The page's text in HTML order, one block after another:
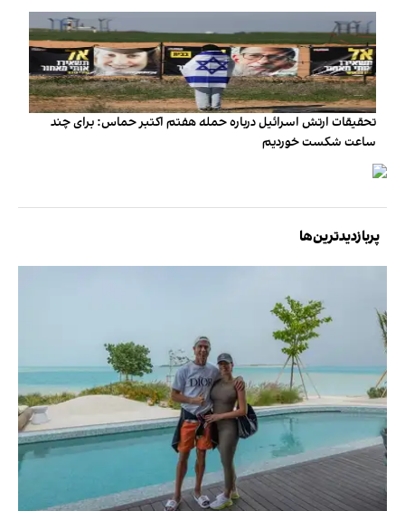
تحقیقات ارتش اسرائیل درباره حمله هفتم اکتبر حماس: برای چند
ساعت شکست خوردیم
پربازدیدترین‌ها